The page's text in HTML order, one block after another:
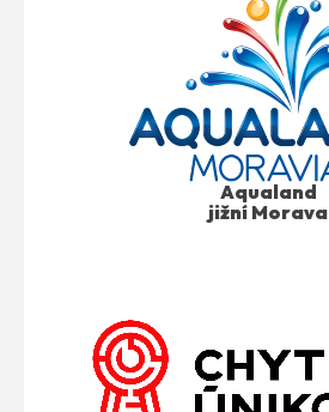
Aqualand
jižní Morava